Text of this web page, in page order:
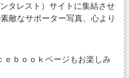
タレスト）サイトに集結させ
敵なサポーター写真、心より
ｂｏｏｋページもお楽しみ